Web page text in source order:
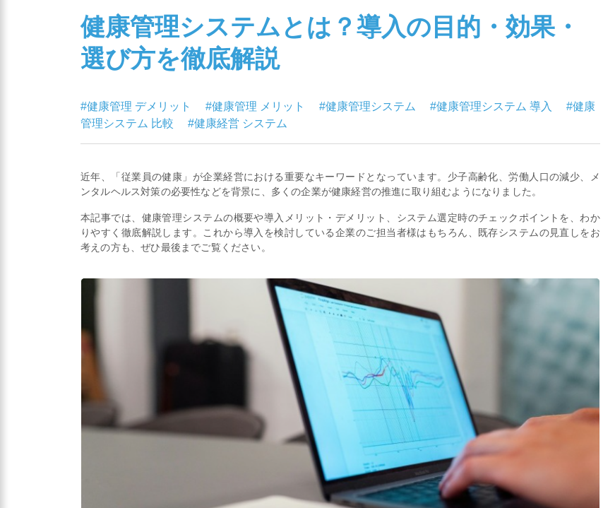
健康管理システムとは？導入の目的・効果・
選び方を徹底解説
#健康管理 デメリット #健康管理 メリット #健康管理システム #健康管理システム 導入
#健康
管理システム 比較
#健康経営 システム
近年、「従業員の健康」が企業経営における重要なキーワードとなっています。少子高齢化、労働人口の減少、メ
ンタルヘルス対策の必要性などを背景に、多くの企業が健康経営の推進に取り組むようになりました。
本記事では、健康管理システムの概要や導入メリット・デメリット、システム選定時のチェックポイントを、わか
りやすく徹底解説します。これから導入を検討している企業のご担当者様はもちろん、既存システムの見直しをお
考えの方も、ぜひ最後までご覧ください。